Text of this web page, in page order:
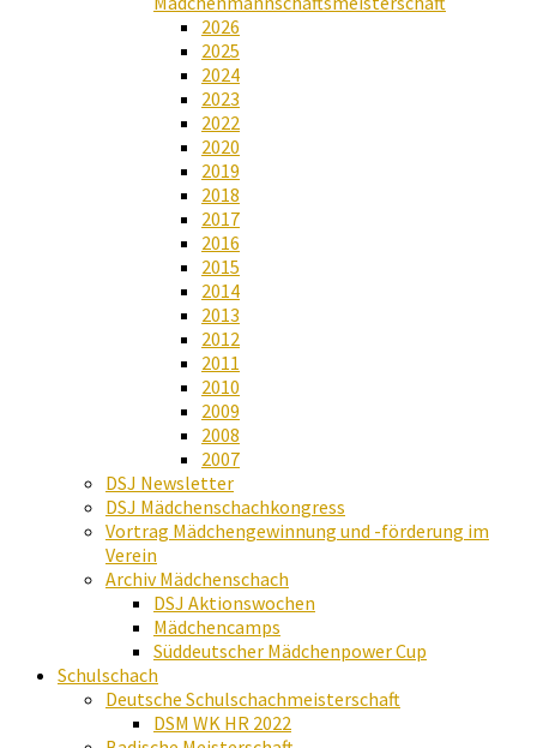
2026
2025
2024
2023
2022
2020
2019
2018
2017
2016
2015
2014
2013
2012
2011
2010
2009
2008
2007
DSJ Newsletter
DSJ Mädchenschachkongress
Vortrag Mädchengewinnung und -förderung im
Verein
Archiv Mädchenschach
DSJ Aktionswochen
Mädchencamps
Süddeutscher Mädchenpower Cup
Schulschach
Deutsche Schulschachmeisterschaft
DSM WK HR 2022